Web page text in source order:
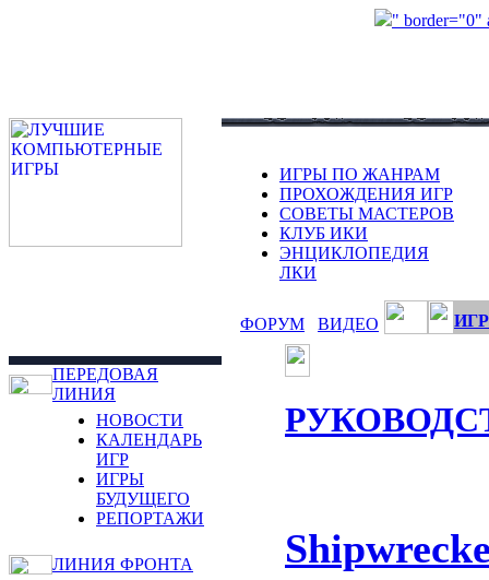
" border="0"
ИГРЫ ПО ЖАНРАМ
ПРОХОЖДЕНИЯ ИГР
СОВЕТЫ МАСТЕРОВ
КЛУБ ИКИ
ЭНЦИКЛОПЕДИЯ
ЛКИ
ФОРУМ ВИДЕО
ПЕРЕДОВАЯ
ЛИНИЯ
НОВОСТИ
КАЛЕНДАРЬ
ИГР
ИГРЫ
БУДУЩЕГО
РЕПОРТАЖИ
ЛИНИЯ ФРОНТА